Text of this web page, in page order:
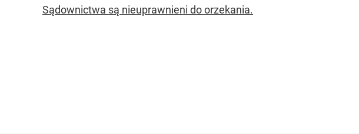
Sądownictwa są nieuprawnieni do orzekania.